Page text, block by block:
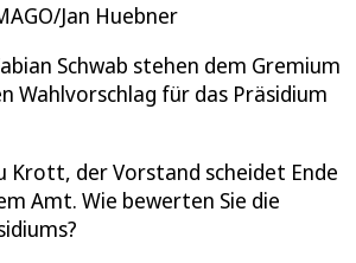
Jan Huebner
Schwab stehen dem Gremium
Wahlvorschlag für das Präsidium
Krott, der Vorstand scheidet Ende
Amt. Wie bewerten Sie die